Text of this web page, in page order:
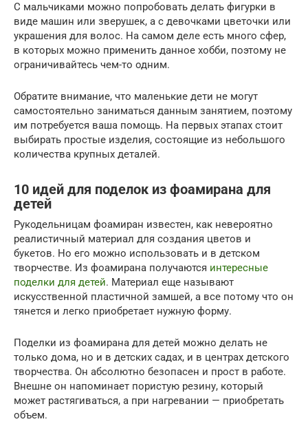
С мальчиками можно попробовать делать фигурки в
виде машин или зверушек, а с девочками цветочки или
украшения для волос. На самом деле есть много сфер,
в которых можно применить данное хобби, поэтому не
ограничивайтесь чем-то одним.
Обратите внимание, что маленькие дети не могут
самостоятельно заниматься данным занятием, поэтому
им потребуется ваша помощь. На первых этапах стоит
выбирать простые изделия, состоящие из небольшого
количества крупных деталей.
10 идей для поделок из фоамирана для
детей
Рукодельницам фоамиран известен, как невероятно
реалистичный материал для создания цветов и
букетов. Но его можно использовать и в детском
творчестве. Из фоамирана получаются интересные
поделки для детей. Материал еще называют
искусственной пластичной замшей, а все потому что он
тянется и легко приобретает нужную форму.
Поделки из фоамирана для детей можно делать не
только дома, но и в детских садах, и в центрах детского
творчества. Он абсолютно безопасен и прост в работе.
Внешне он напоминает пористую резину, который
может растягиваться, а при нагревании — приобретать
объем.